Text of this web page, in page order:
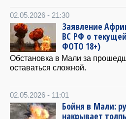
02.05.2026 - 21:30
Заявление
ВС РФ о
ФОТО 18+)
Обстановка в Мали за
оставаться сложной.
02.05.2026 - 11:01
Бойня в Мали:
накрывает